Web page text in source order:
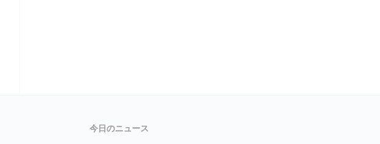
今日のニュース